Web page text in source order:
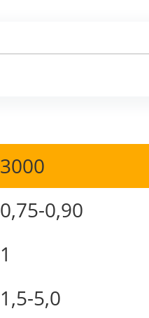
3000
0,75-0,90
1
1,5-5,0